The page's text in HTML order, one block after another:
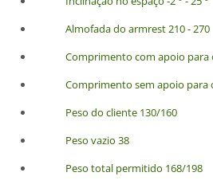
Almofada do armrest 210 - 270
Comprimento com apoio para
Comprimento sem apoio para
Peso do cliente 130/160
Peso vazio 38
Peso total permitido 168/198